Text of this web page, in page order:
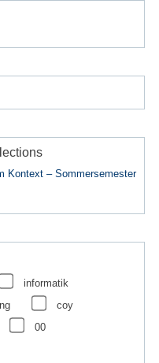
– Sommersemester
informatik
coy
00